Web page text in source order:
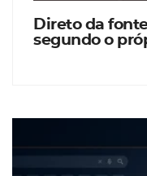
Direto da
segundo o